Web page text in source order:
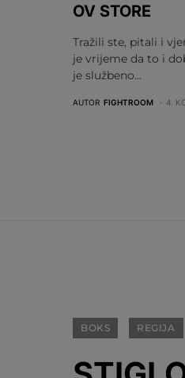
OV STORE
Tražili ste, pitali i
je vrijeme da to i
je službeno…
AUTOR FIGHTROOM 4.
BOKS REGIJA